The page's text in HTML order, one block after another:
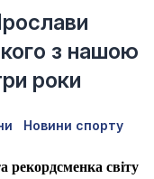
з нашою
роки
Новини спорту
рекордсменка світу